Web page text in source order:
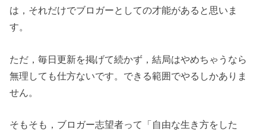
は，それだけでブロガーとしての才能があると思いま
す。
ただ，毎日更新を掲げて続かず，結局はやめちゃうなら
無理しても仕方ないです。できる範囲でやるしかありま
せん。
そもそも，ブロガー志望者って「自由な生き方をした